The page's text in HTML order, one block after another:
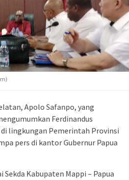
Apolo Safanpo, yang
Ferdinandus
lingkungan Pemerintah Provinsi
pers di kantor Gubernur Papua
Kabupaten Mappi – Papua